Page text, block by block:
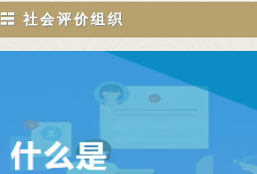
☵ 社会评价组织